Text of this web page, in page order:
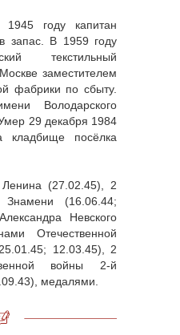
году капитан
запас. В 1959 году
текстильный
заместителем
фабрики по сбыту.
Володарского
29 декабря 1984
кладбище посёлка
(27.02.45), 2
Знамени (16.06.44;
Невского
Отечественной
12.03.45), 2
войны 2-й
медалями.